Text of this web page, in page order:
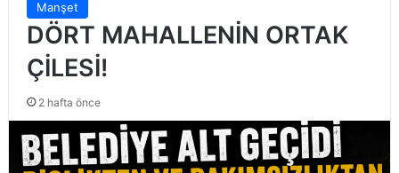
Manşet
DÖRT MAHALLENİN ORTAK
ÇİLESİ!
2 hafta önce